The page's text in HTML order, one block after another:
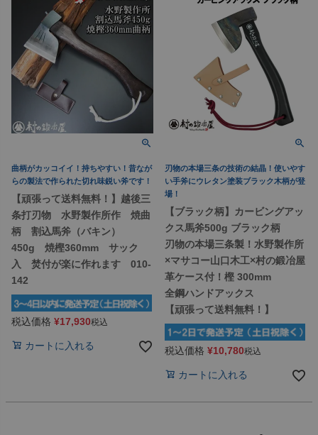
曲柄がカッコイイ！持ちやすい！昔なが
らの製法で作られた切れ味鋭い斧です！
【頑張って送料無料！】越後三
条打刃物 水野製作所作 焼曲
柄 割込馬斧（バキン）
450g 焼樫360mm サック
入 焚付が楽に作れます 010-
142
税込価格 ¥17,930税込
カートに入れる
刃物の本場三条の技術の結晶！使いやす
い手斧にウレタン塗装ブラック木柄が登
場！
【ブラック柄】カービングアッ
クス馬斧500g ブラック柄
刃物の本場三条製！水野製作所
×マサコー山口木工×村の鍛冶屋
革ケース付！樫 300mm
全鋼ハンドアックス
【頑張って送料無料！】
税込価格 ¥10,780税込
カートに入れる